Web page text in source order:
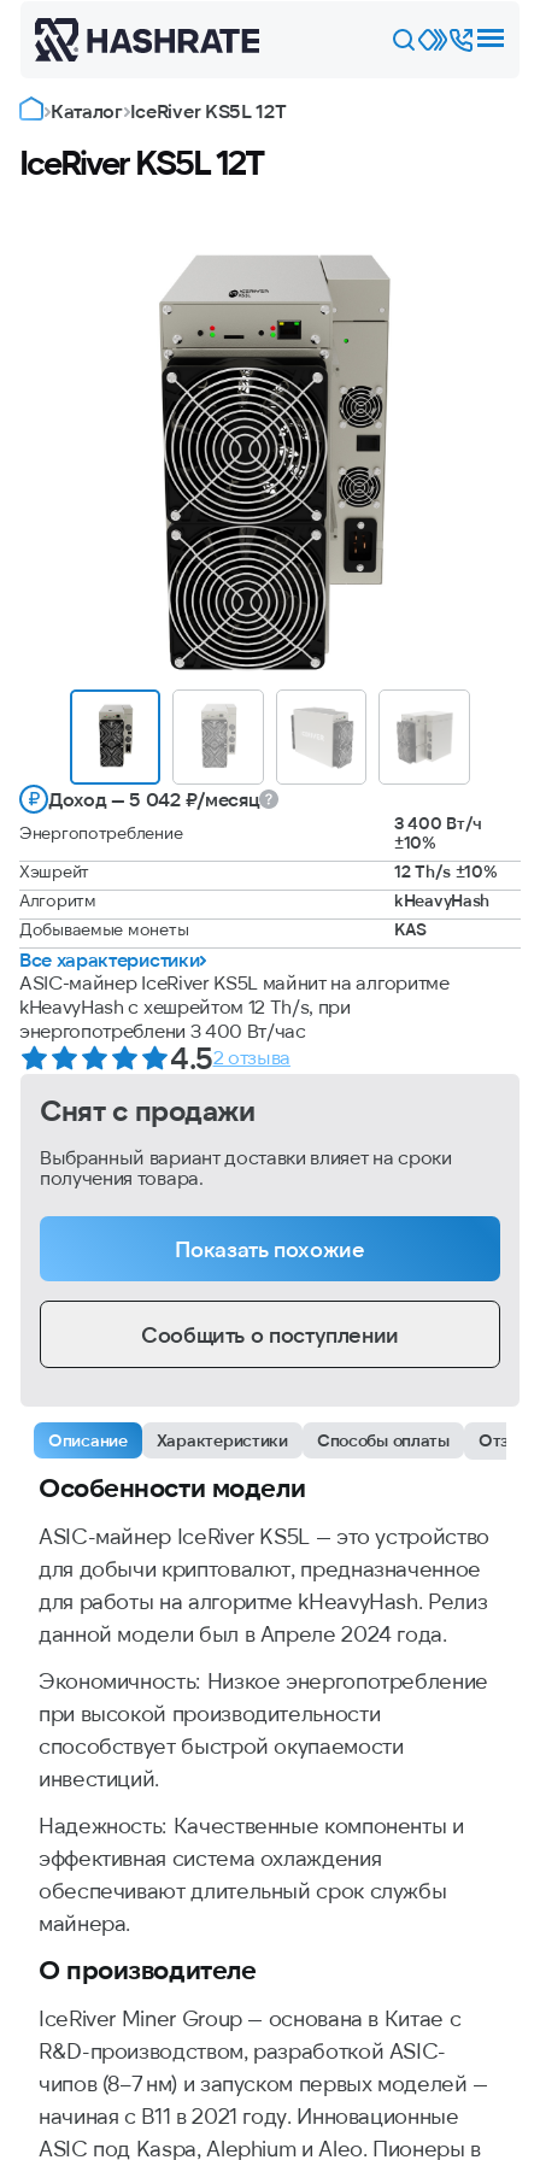
Каталог IceRiver KS5L 12Т
IceRiver KS5L 12Т
Доход — 5 042 ₽/месяц
Энергопотребление
3 400 Вт/ч
±10%
Хэшрейт
12 Th/s ±10%
Алгоритм
kHeavyHash
Добываемые монеты
KAS
Все характеристики
ASIC-майнер IceRiver KS5L майнит на алгоритме
kHeavyHash с хешрейтом 12 Th/s, при
энергопотреблени 3 400 Вт/час
4.52 отзыва
Описание Характеристики Способы оплаты Отзывы
Особенности модели
ASIC-майнер IceRiver KS5L — это устройство
для добычи криптовалют, предназначенное
для работы на алгоритме kHeavyHash. Релиз
данной модели был в Апреле 2024 года.
Экономичность: Низкое энергопотребление
при высокой производительности
способствует быстрой окупаемости
инвестиций.
Надежность: Качественные компоненты и
эффективная система охлаждения
обеспечивают длительный срок службы
майнера.
О производителе
IceRiver Miner Group — основана в Китае с
R&D-производством, разработкой ASIC-
чипов (8–7 нм) и запуском первых моделей —
начиная с B11 в 2021 году. Инновационные
ASIC под Kaspa, Alephium и Aleo. Пионеры в
Снят с продажи
Выбранный вариант доставки влияет на сроки
получения товара.
Показать похожие
Сообщить о поступлении